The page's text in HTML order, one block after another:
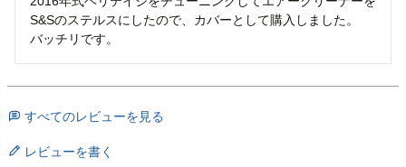
S&Sのステルスにしたので、カバーとして購入しました。
バッチリです。
すべてのレビューを見る
レビューを書く